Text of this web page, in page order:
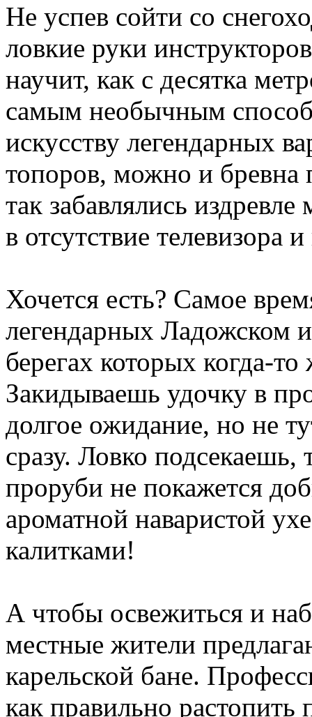
Не успев сойти со
ловкие руки
научит, как с десятка
самым необычным
искусству легендарных
топоров, можно и бревна
так забавлялись
в отсутствие телевизора
Хочется есть? Самое
легендарных Ладожском
берегах которых когда-
Закидываешь удочку в
долгое ожидание, но не
сразу. Ловко подсекаешь,
проруби не покажется
ароматной наваристой
калитками!
А чтобы освежиться и
местные жители
карельской бане.
как правильно растопить